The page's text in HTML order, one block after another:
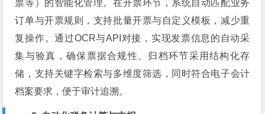
票等）的智能化管理。在开票环节，系统自动匹配业务
订单与开票规则，支持批量开票与自定义模板，减少重
复操作。通过OCR与API对接，实现发票信息的自动采
集与验真，确保票据合规性。归档环节采用结构化存
储，支持关键字检索与多维度筛选，同时符合电子会计
档案要求，便于审计追溯。